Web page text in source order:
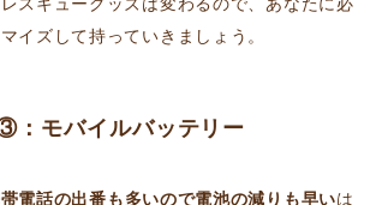
スキューグッズは変わるので、あなたに必
イズして持っていきましょう。
：モバイルバッテリー
電話の出番も多いので電池の減りも早いは